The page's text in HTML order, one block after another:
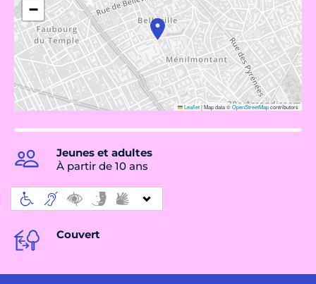
−
Leaflet|Map data ©OpenStreetMapcontributors
Jeunes et adultes
À partir de 10 ans
Couvert